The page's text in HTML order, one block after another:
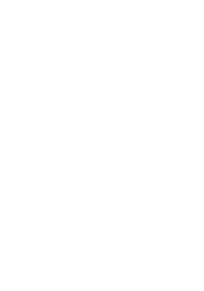
に入りに登録する